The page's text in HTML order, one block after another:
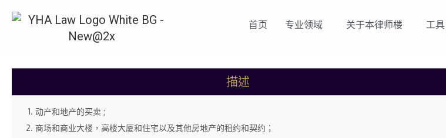
首页 专业领域 关于本律师楼 工具
产业买卖及转让
描述
动产和地产的买卖 ;
商场和商业大楼，高楼大厦和住宅以及其他房地产的租约和契约；